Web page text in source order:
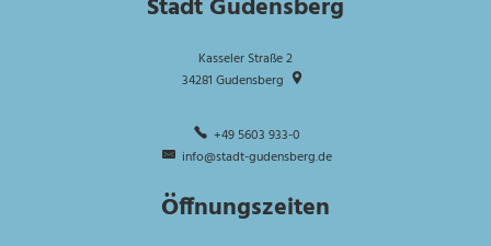
Stadt Gudensberg
Kasseler Straße 2
34281 Gudensberg
+49 5603 933-0
info@stadt-gudensberg.de
Öffnungszeiten